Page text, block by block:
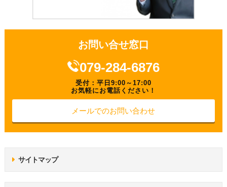
お問い合せ窓口
079-284-6876
受付：平日9:00～17:00
お気軽にお電話ください！
メールでのお問い合わせ
サイトマップ